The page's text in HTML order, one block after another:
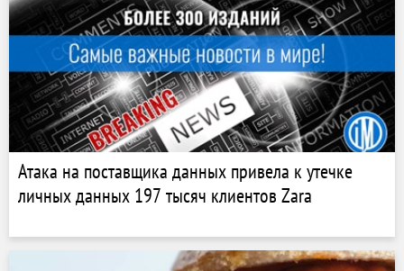
Атака на поставщика данных привела к утечке
личных данных 197 тысяч клиентов Zara